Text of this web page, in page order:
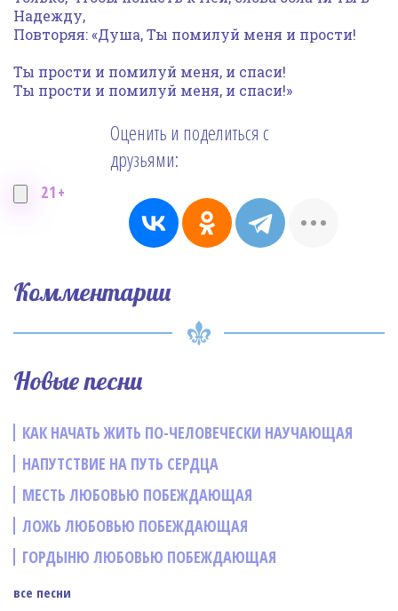
Надежду,
Повторяя: «Душа, Ты помилуй меня и прости!
Ты прости и помилуй меня, и спаси!
Ты прости и помилуй меня, и спаси!»
21+
Оценить и поделиться с
друзьями:
Комментарии
Новые песни
КАК НАЧАТЬ ЖИТЬ ПО-ЧЕЛОВЕЧЕСКИ НАУЧАЮЩАЯ
НАПУТСТВИЕ НА ПУТЬ СЕРДЦА
МЕСТЬ ЛЮБОВЬЮ ПОБЕЖДАЮЩАЯ
ЛОЖЬ ЛЮБОВЬЮ ПОБЕЖДАЮЩАЯ
ГОРДЫНЮ ЛЮБОВЬЮ ПОБЕЖДАЮЩАЯ
все песни